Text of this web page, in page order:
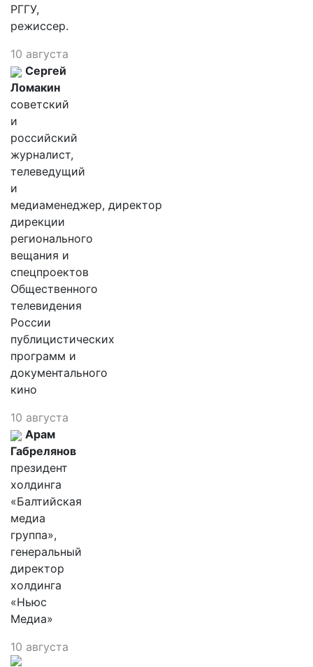
РГГУ,
режиссер.
10 августа
Сергей
Ломакин
советский
и
российский
журналист,
телеведущий
и
медиаменеджер, директор
дирекции
регионального
вещания и
спецпроектов
Общественного
телевидения
России
публицистических
программ и
документального
кино
10 августа
Арам
Габрелянов
президент
холдинга
«Балтийская
медиа
группа»,
генеральный
директор
холдинга
«Ньюс
Медиа»
10 августа